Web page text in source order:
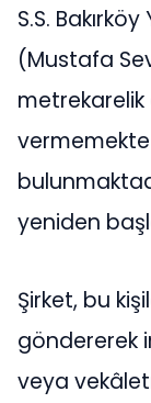
S.S.
(Mustafa
yeniden
Şirket, bu
göndererek
veya